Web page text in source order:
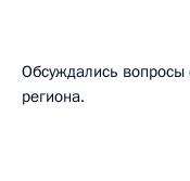
Обсуждались вопросы
региона.